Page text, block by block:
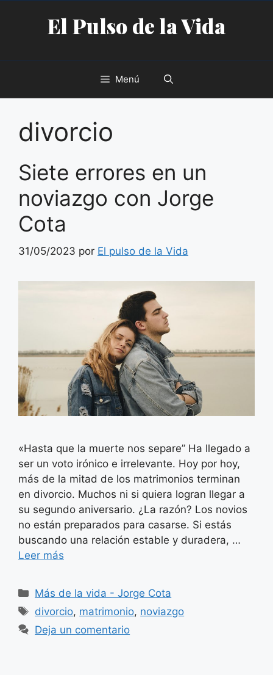
contenidoEl Pulso de la Vida
Menú
divorcio
Siete errores en un
noviazgo con Jorge
Cota
31/05/2023 por El pulso de la Vida
«Hasta que la muerte nos separe” Ha llegado a
ser un voto irónico e irrelevante. Hoy por hoy,
más de la mitad de los matrimonios terminan
en divorcio. Muchos ni si quiera logran llegar a
su segundo aniversario. ¿La razón? Los novios
no están preparados para casarse. Si estás
buscando una relación estable y duradera, …
Leer más
Categorías
Más de la vida - Jorge Cota
Etiquetas
divorcio, matrimonio, noviazgo
Deja un comentario